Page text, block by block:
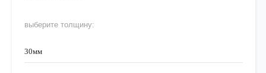
выберите толщину:
30мм